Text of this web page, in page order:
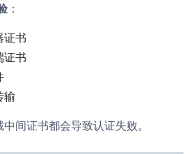
：
证书
证书
输
间证书都会导致认证失败。